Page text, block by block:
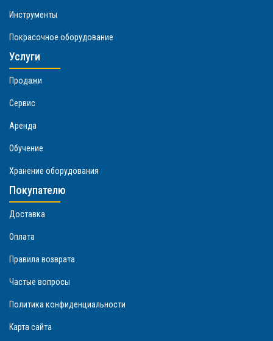
Инструменты
Покрасочное оборудование
Услуги
Продажи
Сервис
Аренда
Обучение
Хранение оборудования
Покупателю
Доставка
Оплата
Правила возврата
Частые вопросы
Политика конфиденциальности
Карта сайта